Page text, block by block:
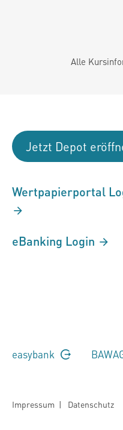
Alle
Jetzt Depot
Wertpapierportal
eBanking Login
easybank
Impressum | Datenschutz